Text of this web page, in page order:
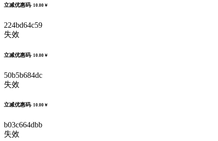
立减优惠码- 10.00￥
224bd64c59
失效
立减优惠码- 10.00￥
50b5b684dc
失效
立减优惠码- 10.00￥
b03c664dbb
失效